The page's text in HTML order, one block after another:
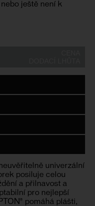
ještě není k
univerzální
posiluje celou
a přilnavost a
pro nejlepší
pomáhá plášti,